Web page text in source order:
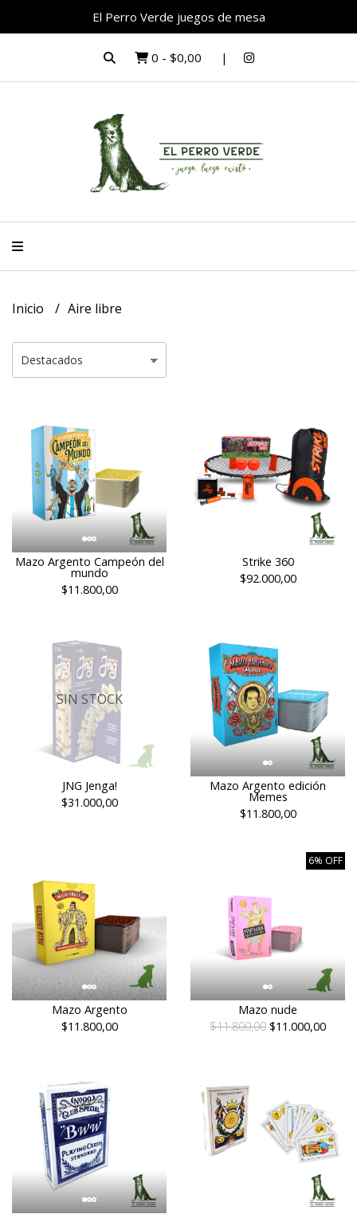
El Perro Verde juegos de mesa
0 - $0,00
Inicio Aire libre
Mazo Argento Campeón del
mundo
$11.800,00
Strike 360
$92.000,00
SIN STOCK
JNG Jenga!
$31.000,00
Mazo Argento edición
Memes
$11.800,00
Mazo Argento
$11.800,00
6% OFF
Mazo nude
$11.800,00 $11.000,00